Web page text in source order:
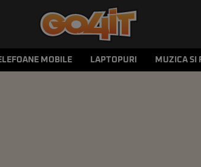
MOBILE LAPTOPURI MUZICA SI